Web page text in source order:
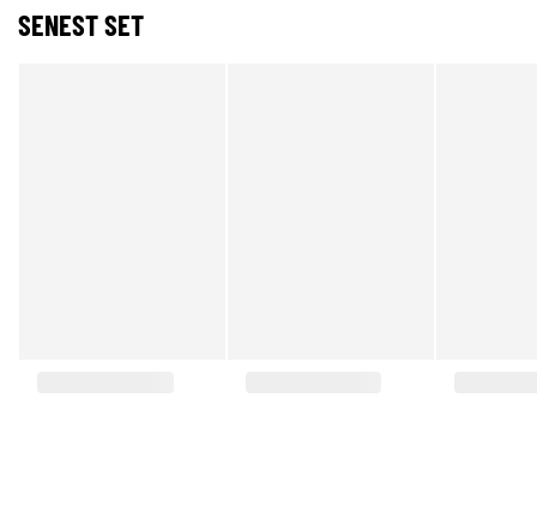
SENEST SET